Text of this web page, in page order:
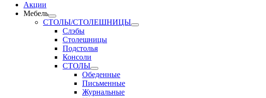
Акции
Мебель
СТОЛЫ/СТОЛЕШНИЦЫ
Слэбы
Столешницы
Подстолья
Консоли
СТОЛЫ
Обеденные
Письменные
Журнальные